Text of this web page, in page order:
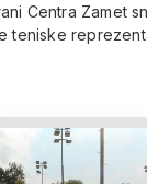
Centra Zamet
teniske